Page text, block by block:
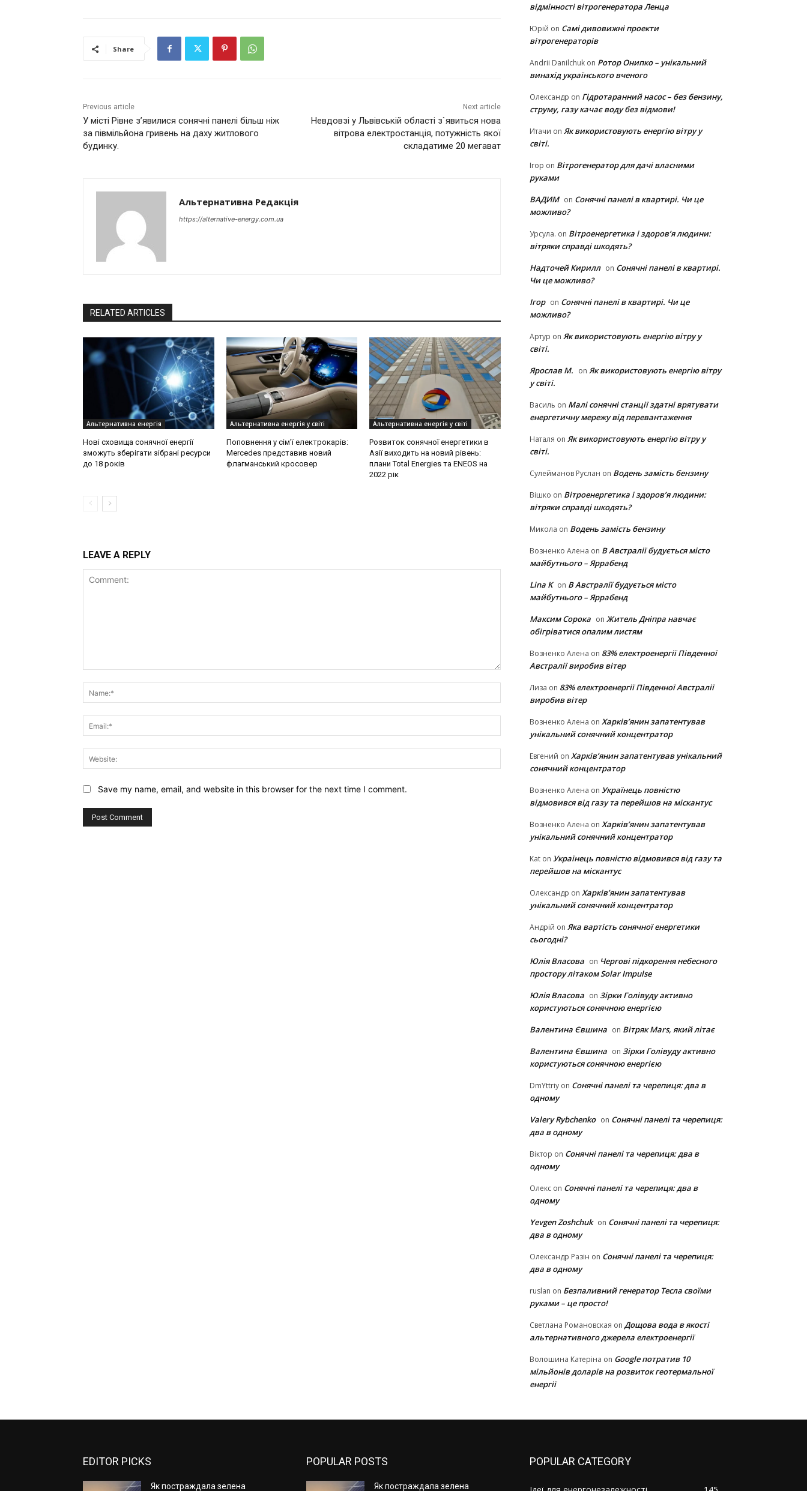
Share
Previous article
У місті Рівне з’явилися сонячні панелі більш ніж
за півмільйона гривень на даху житлового
будинку.
Next article
Невдовзі у Львівській області з`явиться нова
вітрова електростанція, потужність якої
складатиме 20 мегават
Альтернативна Редакція
https://alternative-energy.com.ua
RELATED ARTICLES
Альтернативна енергія
Нові сховища сонячної енергії
зможуть зберігати зібрані ресурси
до 18 років
Альтернативна енергія у світі
Поповнення у сім’ї електрокарів:
Mercedes представив новий
флагманський кросовер
Альтернативна енергія у світі
Розвиток сонячної енергетики в
Азії виходить на новий рівень:
плани Total Energies та ENEOS на
2022 рік
LEAVE A REPLY
Name:*
Website:
Save my name, email, and website in this browser for the next time I comment.
відмінності вітрогенератора Ленца
Юрій on Самі дивовижні проекти
вітрогенераторів
Andrii Danilchuk on Ротор Онипко – унікальний
винахід українського вченого
Олександр on Гідротаранний насос – без бензину,
струму, газу качає воду без відмови!
Итачи on Як використовують енергію вітру у
світі.
Ігор on Вітрогенератор для дачі власними
руками
ВАДИМ on Сонячні панелі в квартирі. Чи це
можливо?
Урсула. on Вітроенергетика і здоров’я людини:
вітряки cправді шкодять?
Надточей Кирилл on Сонячні панелі в квартирі.
Чи це можливо?
Ігор on Сонячні панелі в квартирі. Чи це
можливо?
Артур on Як використовують енергію вітру у
світі.
Ярослав М. on Як використовують енергію вітру
у світі.
Василь on Малі сонячні станції здатні врятувати
енергетичну мережу від перевантаження
Наталя on Як використовують енергію вітру у
світі.
Сулейманов Руслан on Водень замість бензину
Вішко on Вітроенергетика і здоров’я людини:
вітряки cправді шкодять?
Микола on Водень замість бензину
Возненко Алена on В Австралії будується місто
майбутнього – Яррабенд
Lina K on В Австралії будується місто
майбутнього – Яррабенд
Максим Сорока on Житель Дніпра навчає
обігріватися опалим листям
Возненко Алена on 83% електроенергії Південної
Австралії виробив вітер
Лиза on 83% електроенергії Південної Австралії
виробив вітер
Возненко Алена on Харків’янин запатентував
унікальний сонячний концентратор
Евгений on Харків’янин запатентував унікальний
сонячний концентратор
Возненко Алена on Українець повністю
відмовився від газу та перейшов на міскантус
Возненко Алена on Харків’янин запатентував
унікальний сонячний концентратор
Kat on Українець повністю відмовився від газу та
перейшов на міскантус
Олександр on Харків’янин запатентував
унікальний сонячний концентратор
Андрій on Яка вартість сонячної енергетики
сьогодні?
Юлія Власова on Чергові підкорення небесного
простору літаком Solar Impulse
Юлія Власова on Зірки Голівуду активно
користуються сонячною енергією
Валентина Євшина on Вітряк Mars, який літає
Валентина Євшина on Зірки Голівуду активно
користуються сонячною енергією
DmYttriy on Сонячні панелі та черепиця: два в
одному
Valery Rybchenko on Сонячні панелі та черепиця:
два в одному
Віктор on Сонячні панелі та черепиця: два в
одному
Олекс on Сонячні панелі та черепиця: два в
одному
Yevgen Zoshchuk on Сонячні панелі та черепиця:
два в одному
Олександр Разін on Сонячні панелі та черепиця:
два в одному
ruslan on Безпаливний генератор Тесла своїми
руками – це просто!
Светлана Романовская on Дощова вода в якості
альтернативного джерела електроенергії
Волошина Катеріна on Google потратив 10
мільйонів доларів на розвиток геотермальної
енергії
EDITOR PICKS
Як постраждала зелена
POPULAR POSTS
Як постраждала зелена
POPULAR CATEGORY